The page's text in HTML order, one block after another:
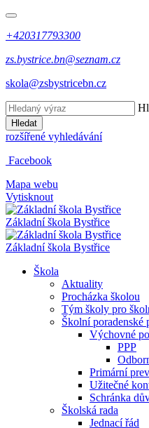
+420317793300
zs.bystrice.bn@seznam.cz
skola@zsbystricebn.cz
Hledat
rozšířené vyhledávání
Facebook
Mapa webu
Vytisknout
Základní škola Bystřice
Základní škola Bystřice
Škola
Aktuality
Procházka školou
Tým školy pro
Školní poradenské
Výchovné
PPP
Primární
Užitečné
Schránka
Školská rada
Jednací řád